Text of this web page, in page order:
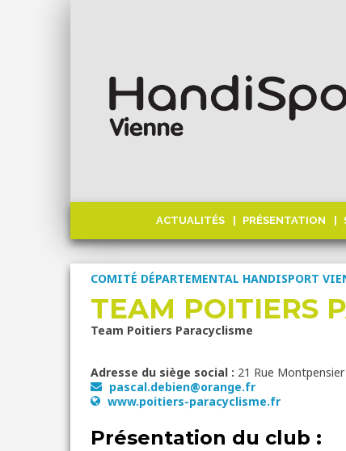
ACTUALITÉS PRÉSENTATION
COMITÉ DÉPARTEMENTAL HANDISPORT
TEAM POITIERS
Team Poitiers Paracyclisme
Adresse du siège social : 21 Rue
pascal.debien@orange.fr
www.poitiers-paracyclisme.fr
Présentation du club :